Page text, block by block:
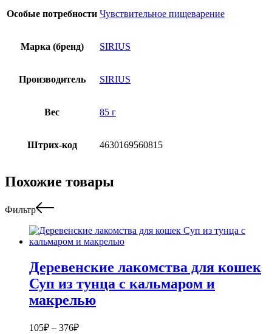
Особые потребности Чувствительное пищеварение
Марка (бренд) SIRIUS
Производитель SIRIUS
Вес 85 г
Штрих-код 4630169560815
Похожие товары
Фильтр
Деревенские лакомства для кошек
Суп из тунца с кальмаром и
макрелью
105₽ – 376₽